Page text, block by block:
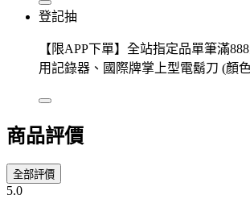
登記抽
【限APP下單】全站指定品單筆滿
用記錄器、國際牌掌上型電鬍刀 (顏
商品評價
全部評價
5.0